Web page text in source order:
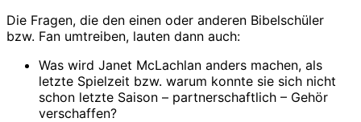
Die Fragen, die den einen oder anderen Bibelschüler
bzw. Fan umtreiben, lauten dann auch:
Was wird Janet McLachlan anders machen, als
letzte Spielzeit bzw. warum konnte sie sich nicht
schon letzte Saison – partnerschaftlich – Gehör
verschaffen?